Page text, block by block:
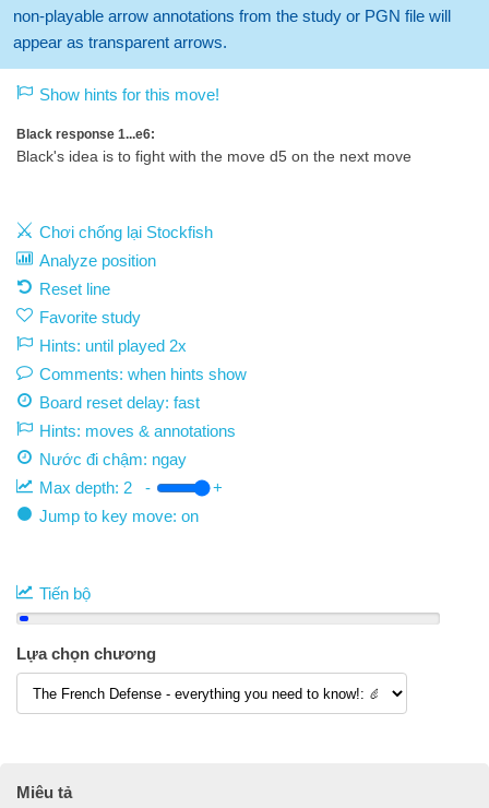
non-playable arrow annotations from the study or PGN file will
appear as transparent arrows.
Show hints for this move!
Black response 1...e6:
Black's idea is to fight with the move d5 on the next move
Chơi chống lại Stockfish
Analyze position
Reset line
Favorite study
Hints: until played 2x
Comments: when hints show
Board reset delay: fast
Hints: moves & annotations
Nước đi chậm: ngay
Max depth: 2 -
+
Jump to key move: on
Tiến bộ
Lựa chọn chương
Miêu tả